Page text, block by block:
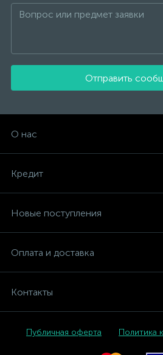
Отправить
О нас
Кредит
Новые поступления
Оплата и доставка
Контакты
Публичная оферта Политика